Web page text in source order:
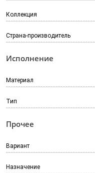
Коллекция
Страна-производитель
Исполнение
Материал
Тип
Прочее
Вариант
Назначение